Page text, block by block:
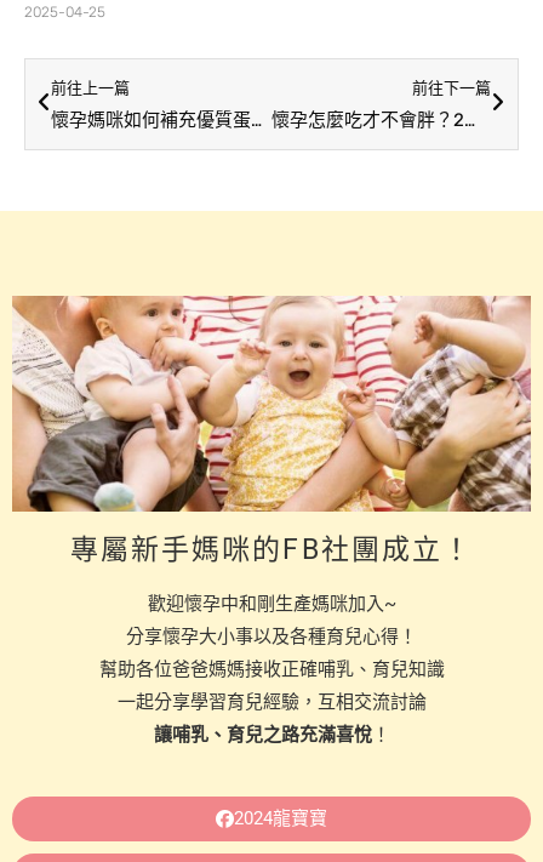
2025-04-25
前往上一篇
懷孕媽咪如何補充優質蛋白質？原來寶寶的生長關鍵就是這個！
前往下一篇
懷孕怎麼吃才不會胖？2道孕婦減肥餐單讓你養胎不養肉！
專屬新手媽咪的FB社團成立！
歡迎懷孕中和剛生產媽咪加入~
分享懷孕大小事以及各種育兒心得！
幫助各位爸爸媽媽接收正確哺乳、育兒知識
一起分享學習育兒經驗，互相交流討論
讓哺乳、育兒之路充滿喜悅！
2024龍寶寶